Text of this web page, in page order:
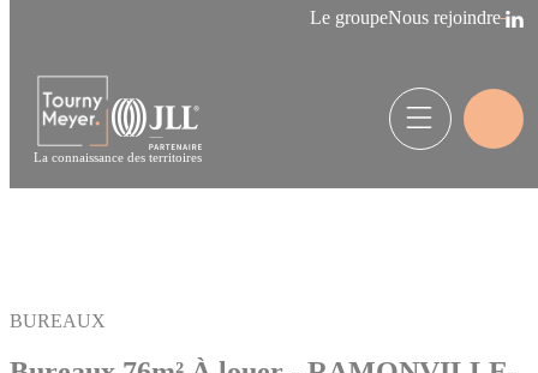
Le groupeNous rejoindre
La connaissance des territoires
BUREAUX